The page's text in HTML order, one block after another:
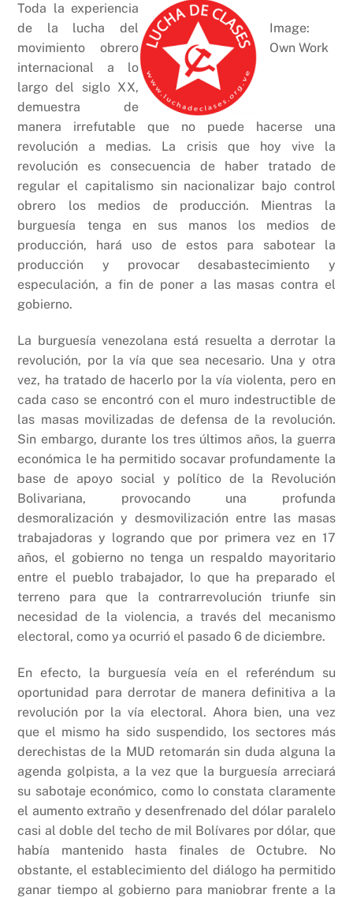
Image:
Own Work
Toda la experiencia
de la lucha del
movimiento obrero
internacional a lo
largo del siglo XX,
demuestra de
manera irrefutable que no puede hacerse una
revolución a medias. La crisis que hoy vive la
revolución es consecuencia de haber tratado de
regular el capitalismo sin nacionalizar bajo control
obrero los medios de producción. Mientras la
burguesía tenga en sus manos los medios de
producción, hará uso de estos para sabotear la
producción y provocar desabastecimiento y
especulación, a fin de poner a las masas contra el
gobierno.
La burguesía venezolana está resuelta a derrotar la
revolución, por la vía que sea necesario. Una y otra
vez, ha tratado de hacerlo por la vía violenta, pero en
cada caso se encontró con el muro indestructible de
las masas movilizadas de defensa de la revolución.
Sin embargo, durante los tres últimos años, la guerra
económica le ha permitido socavar profundamente la
base de apoyo social y político de la Revolución
Bolivariana, provocando una profunda
desmoralización y desmovilización entre las masas
trabajadoras y logrando que por primera vez en 17
años, el gobierno no tenga un respaldo mayoritario
entre el pueblo trabajador, lo que ha preparado el
terreno para que la contrarrevolución triunfe sin
necesidad de la violencia, a través del mecanismo
electoral, como ya ocurrió el pasado 6 de diciembre.
En efecto, la burguesía veía en el referéndum su
oportunidad para derrotar de manera definitiva a la
revolución por la vía electoral. Ahora bien, una vez
que el mismo ha sido suspendido, los sectores más
derechistas de la MUD retomarán sin duda alguna la
agenda golpista, a la vez que la burguesía arreciará
su sabotaje económico, como lo constata claramente
el aumento extraño y desenfrenado del dólar paralelo
casi al doble del techo de mil Bolívares por dólar, que
había mantenido hasta finales de Octubre. No
obstante, el establecimiento del diálogo ha permitido
ganar tiempo al gobierno para maniobrar frente a la